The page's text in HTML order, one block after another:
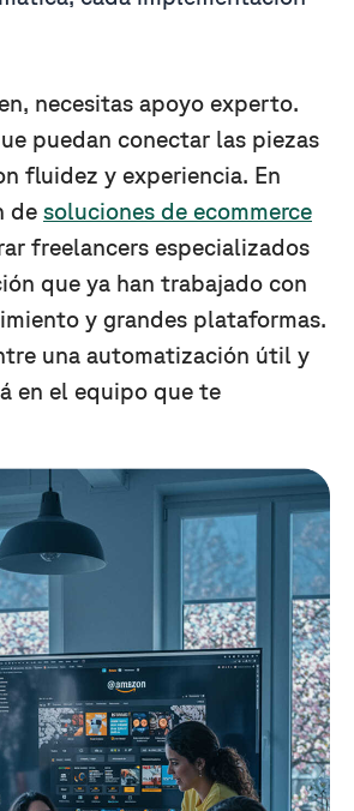
necesitas apoyo experto.
puedan conectar las piezas
fluidez y experiencia. En
de soluciones de ecommerce
freelancers especializados
que ya han trabajado con
y grandes plataformas.
una automatización útil y
en el equipo que te